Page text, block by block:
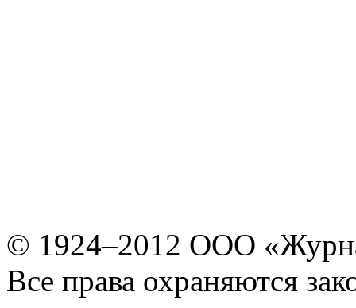
© 1924–2012 ООО
Все права охраняются